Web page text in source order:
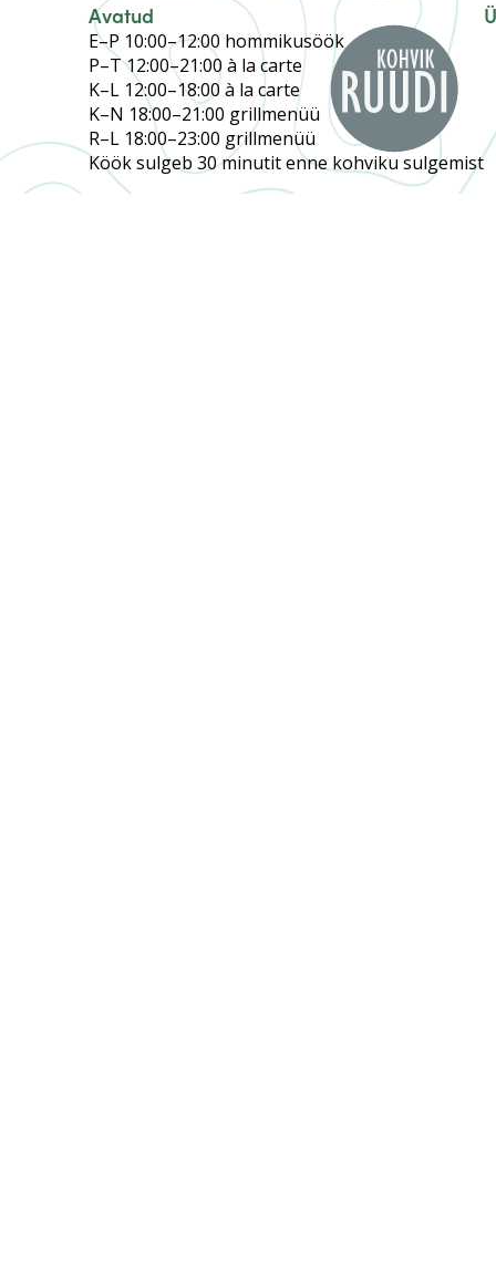
Avatud
E–P 10:00–12:00 hommikusöök
P–T 12:00–21:00 à la carte
K–L 12:00–18:00 à la carte
K–N 18:00–21:00 grillmenüü
R–L 18:00–23:00 grillmenüü
Köök sulgeb 30 minutit enne kohviku sulgemist